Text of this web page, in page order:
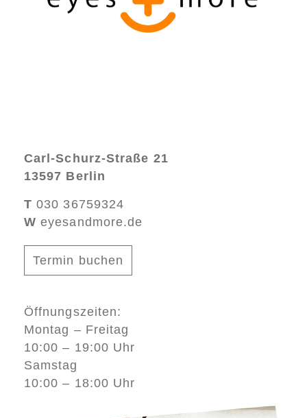
Carl-Schurz-Straße 21
13597 Berlin
T030 36759324
W eyesandmore.de
Termin buchen
Öffnungszeiten:
Montag – Freitag
10:00 – 19:00 Uhr
Samstag
10:00 – 18:00 Uhr